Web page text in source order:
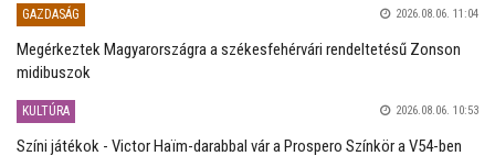
GAZDASÁG 2026.08.06. 11:04
Megérkeztek Magyarországra a székesfehérvári rendeltetésű Zonson
midibuszok
KULTÚRA 2026.08.06. 10:53
Színi játékok - Victor Haïm-darabbal vár a Prospero Színkör a V54-ben